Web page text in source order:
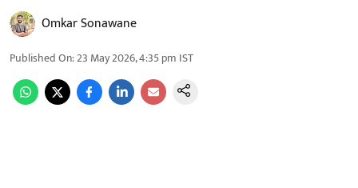
Omkar Sonawane
Published On:23 May 2026, 4:35 pm IST